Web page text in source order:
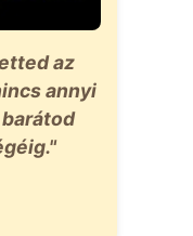
az
annyi